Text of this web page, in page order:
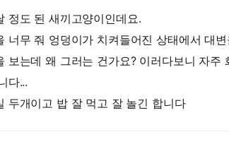
정도 된 새끼고양이인데요.
너무 줘 엉덩이가 치켜들어진 상태에서 대
보는데 왜 그러는 건가요? 이러다보니 자주
다...
두개이고 밥 잘 먹고 잘 놀긴 합니다